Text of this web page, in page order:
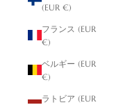
(EUR €)
フランス (EUR
€)
ベルギー (EUR
€)
ラトビア (EUR